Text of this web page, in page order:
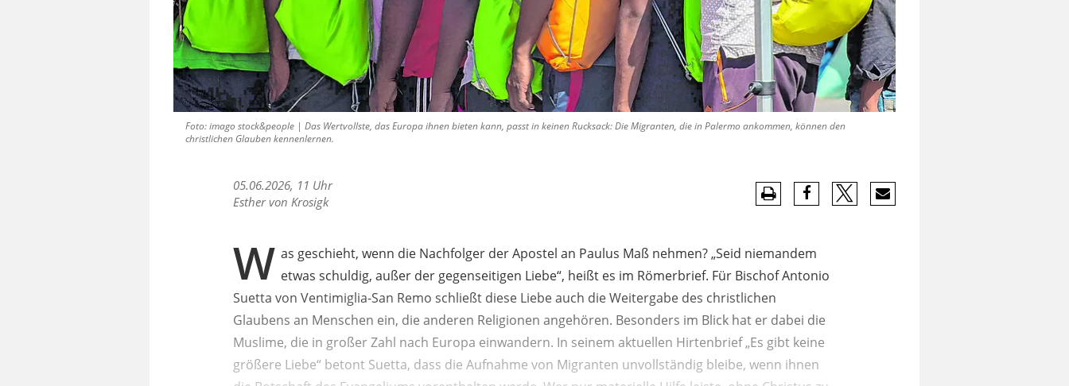
Foto: imago stock&people | Das Wertvollste, das Europa ihnen bieten kann, passt in keinen Rucksack: Die Migranten, die in Palermo ankommen, können den
christlichen Glauben kennenlernen.
05.06.2026, 11 Uhr
Esther von Krosigk
W as geschieht, wenn die Nachfolger der Apostel an Paulus Maß nehmen? „Seid niemandem
etwas schuldig, außer der gegenseitigen Liebe“, heißt es im Römerbrief. Für Bischof Antonio
Suetta von Ventimiglia-San Remo schließt diese Liebe auch die Weitergabe des christlichen
Glaubens an Menschen ein, die anderen Religionen angehören. Besonders im Blick hat er dabei die
Muslime, die in großer Zahl nach Europa einwandern. In seinem aktuellen Hirtenbrief „Es gibt keine
größere Liebe“ betont Suetta, dass die Aufnahme von Migranten unvollständig bleibe, wenn ihnen